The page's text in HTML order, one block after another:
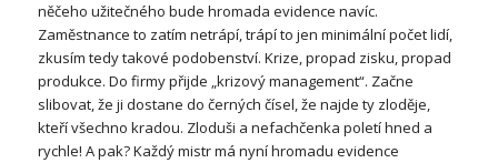
něčeho užitečného bude hromada evidence navíc.
Zaměstnance to zatím netrápí, trápí to jen minimální počet lidí,
zkusím tedy takové podobenství. Krize, propad zisku, propad
produkce. Do firmy přijde „krizový management“. Začne
slibovat, že ji dostane do černých čísel, že najde ty zloděje,
kteří všechno kradou. Zloduši a nefachčenka poletí hned a
rychle! A pak? Každý mistr má nyní hromadu evidence